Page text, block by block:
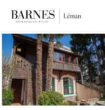
VENDU PAR BARNES